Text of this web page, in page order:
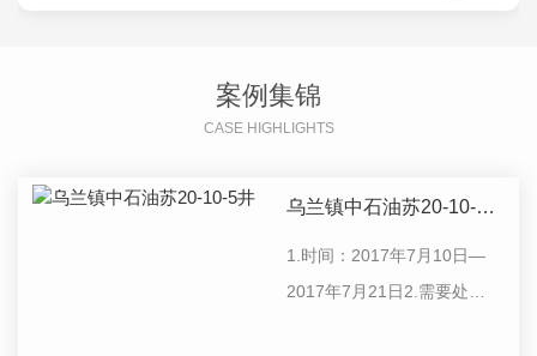
案例集锦
CASE HIGHLIGHTS
乌兰镇中石油苏20-10-5
1.时间：2017年7月10日—
2017年7月21日2.需要处理